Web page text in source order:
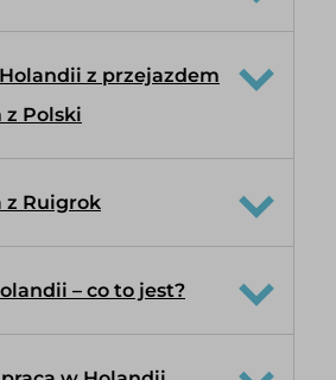
z przejazdem
Polski
z Ruigrok
– co to jest?